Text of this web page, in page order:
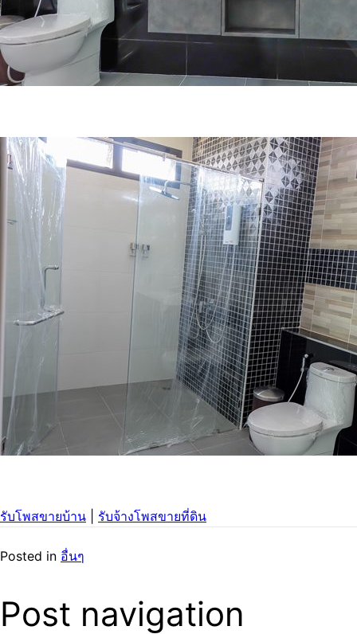
รับโพสขายบ้าน รับจ้างโพสขายที่ดิน
Posted in อื่นๆ
Post navigation